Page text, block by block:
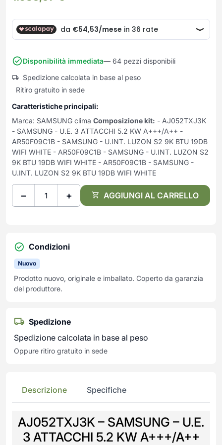
Frullatori
Macchine caffe e capsule
Pulizia Casa
Robot Da Cucina
Spremiagrumi e Centrifughe
Tostapane
Tritacarne
Tritaverdure elettrici
Utensili da cucina
Yogurtiere
Lampade da tavolo
Lampade da terra
Sedie e Sgabelli
Soggiorni e Pareti
Tavoli e Tavolini
Moduli per ufficio
Poltrone Barber Shop
Scrivanie
Sedie per ufficio
TAVOLI USATI TAVOLINI USATI
Disponibilità immediata— 64 pezzi disponibili
Spedizione calcolata in base al peso
Ritiro gratuito in sede
Caratteristiche principali:
Marca: SAMSUNG clima Composizione kit: - AJ052TXJ3K
- SAMSUNG - U.E. 3 ATTACCHI 5.2 KW A+++/A++ -
AR50F09C1B - SAMSUNG - U.INT. LUZON S2 9K BTU 19DB
WIFI WHITE - AR50F09C1B - SAMSUNG - U.INT. LUZON S2
9K BTU 19DB WIFI WHITE - AR50F09C1B - SAMSUNG -
U.INT. LUZON S2 9K BTU 19DB WIFI WHITE
− + AGGIUNGI AL CARRELLO
Condizioni
Nuovo
Prodotto nuovo, originale e imballato. Coperto da garanzia
del produttore.
Spedizione
Spedizione calcolata in base al peso
Oppure ritiro gratuito in sede
Descrizione Specifiche
AJ052TXJ3K – SAMSUNG – U.E.
3 ATTACCHI 5.2 KW A+++/A++